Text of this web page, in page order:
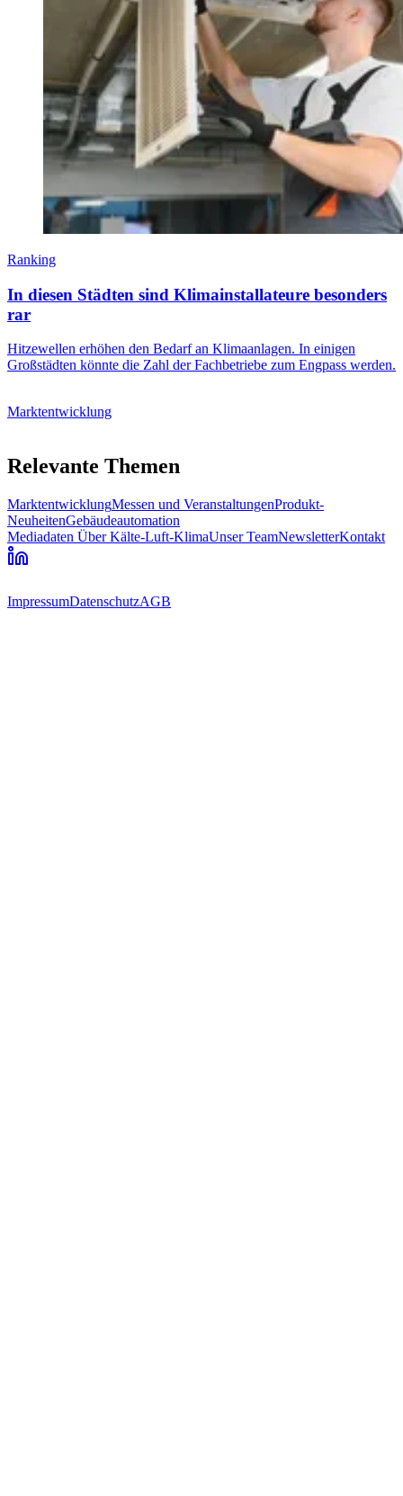
Ranking
In diesen Städten sind Klimainstallateure besonders
rar
Hitzewellen erhöhen den Bedarf an Klimaanlagen. In einigen
Großstädten könnte die Zahl der Fachbetriebe zum Engpass werden.
Marktentwicklung
Relevante Themen
MarktentwicklungMessen und VeranstaltungenProdukt-
NeuheitenGebäudeautomation
Mediadaten Über Kälte-Luft-KlimaUnser TeamNewsletterKontakt
ImpressumDatenschutzAGB